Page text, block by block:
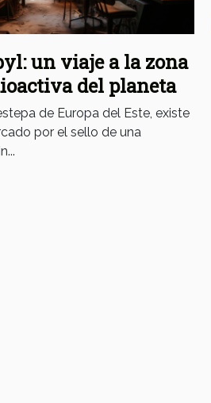
un viaje a la zona
del planeta
de Europa del Este, existe
por el sello de una